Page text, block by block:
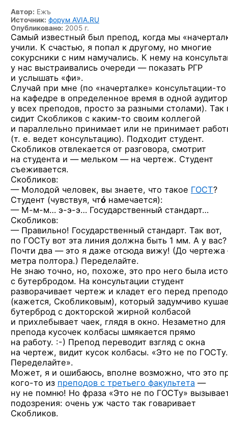
Автор: Ежъ
Источник: форум AVIA.RU
Опубликовано: 2005 г.
Самый известный был препод, когда мы
учили. К счастью, я попал к другому, но многие
сокурсники с ним намучались. К нему на
у нас выстраивались очереди — показать РГР
и услышать «фи».
Случай при мне (по «начерталке» консультации-то
на кафедре в определенное время в одной
у всех преподов, просто за разными столами). Так
сидит Скобликов с каким-то своим коллегой
и параллельно принимает или не принимает
(т. е. ведет консультацию). Подходит студент.
Скобликов отвлекается от разговора, смотрит
на студента и — мельком — на чертеж. Студент
съеживается.
Скобликов:
— Молодой человек, вы знаете, что такое ГОСТ?
Студент (чувствуя, чтó намечается):
— М-м-м… э-э-э… Государственный стандарт…
Скобликов:
— Правильно! Государственный стандарт. Так вот,
по ГОСТу вот эта линия должна быть 1 мм. А у вас?
Почти два — это я даже отсюда вижу! (До
метра полтора.) Переделайте.
Не знаю точно, но, похоже, это про него была
с бутербродом. На консультации студент
разворачивает чертеж и кладет его перед
(кажется, Скобликовым), который задумчиво
бутерброд с докторской жирной колбасой
и прихлебывает чаек, глядя в окно. Незаметно для
препода кусочек колбасы шмякается прямо
на работу. :-) Препод переводит взгляд с окна
на чертеж, видит кусок колбасы. «Это не по
Переделайте».
Может, я и ошибаюсь, вполне возможно, что это
кого-то из преподов с третьего факультета —
ну не помню! Но фраза «Это не по ГОСТу»
подозрения: очень уж часто так говаривает
Скобликов.